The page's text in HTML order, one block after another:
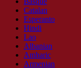
Catalan
Esperanto
Hindi
Lao
Albanian
Amharic
Armenian